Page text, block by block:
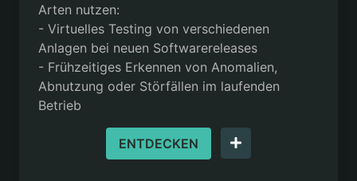
Arten nutzen:
- Virtuelles Testing von verschiedenen
Anlagen bei neuen Softwarereleases
- Frühzeitiges Erkennen von Anomalien,
Abnutzung oder Störfällen im laufenden
Betrieb
ENTDECKEN